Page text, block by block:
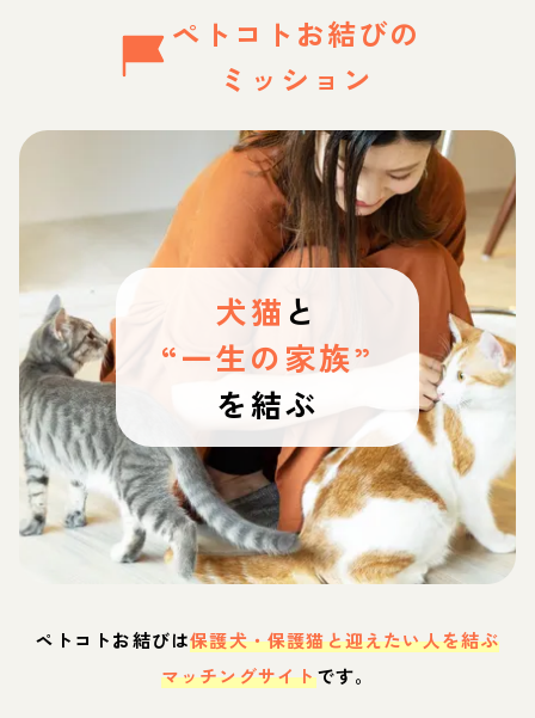
ペトコトお結びの
ミッション
犬猫 と
“一生の家族”
を結ぶ
ペトコトお結びは保護犬・保護猫と迎えたい人を結ぶ
マッチングサイトです。